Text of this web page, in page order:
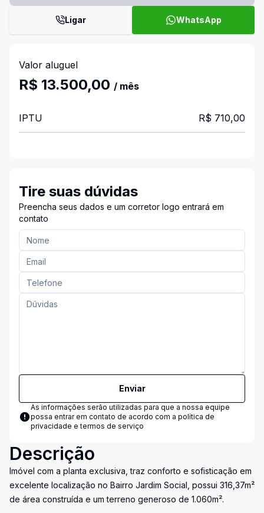
Ligar WhatsApp
Valor aluguel
R$ 13.500,00 / mês
IPTU R$ 710,00
Tire suas dúvidas
Preencha seus dados e um corretor logo entrará em
contato
Enviar
As informações serão utilizadas para que a nossa equipe
possa entrar em contato de acordo com a política de
privacidade e termos de serviço
Descrição
Imóvel com a planta exclusiva, traz conforto e sofisticação em
excelente localização no Bairro Jardim Social, possui 316,37m²
de área construída e um terreno generoso de 1.060m².